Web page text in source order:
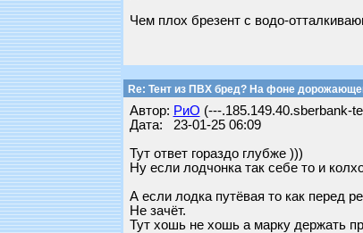
Чем плох брезент с водо-
Re: Тент из ПВХ бред? На фоне
Автор: РиО (---.185.149.40.sberbank-
Дата: 23-01-25 06:09
Тут ответ гораздо глубже )))
Ну если лодчонка так себе то и
А если лодка путёвая то как перед
Не зачёт.
Тут хошь не хошь а марку держать